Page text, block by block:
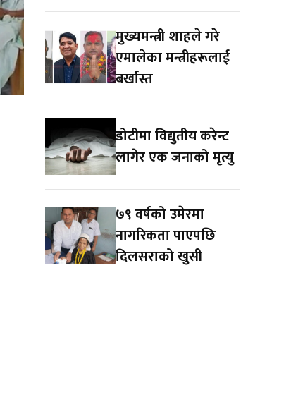
मुख्यमन्त्री शाहले गरे
एमालेका मन्त्रीहरूलाई
बर्खास्त
डोटीमा विद्युतीय करेन्ट
लागेर एक जनाको मृत्यु
७९ वर्षको उमेरमा
नागरिकता पाएपछि
दिलसराको खुसी